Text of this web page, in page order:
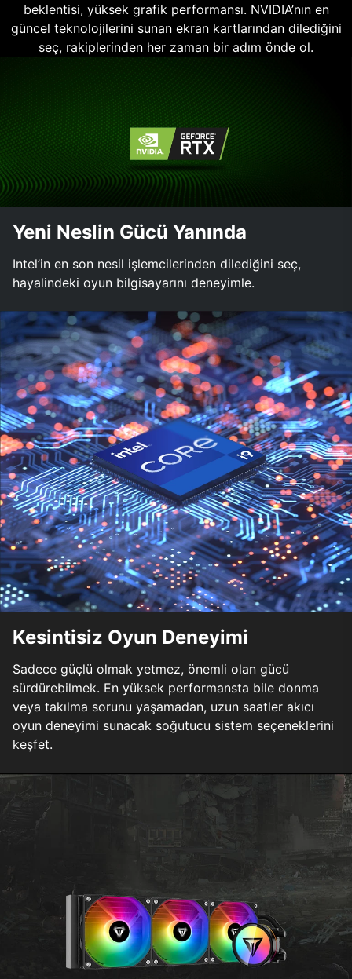
beklentisi, yüksek grafik performansı. NVIDIA’nın en
güncel teknolojilerini sunan ekran kartlarından dilediğini
seç, rakiplerinden her zaman bir adım önde ol.
Yeni Neslin Gücü Yanında
Intel’in en son nesil işlemcilerinden dilediğini seç,
hayalindeki oyun bilgisayarını deneyimle.
Kesintisiz Oyun Deneyimi
Sadece güçlü olmak yetmez, önemli olan gücü
sürdürebilmek. En yüksek performansta bile donma
veya takılma sorunu yaşamadan, uzun saatler akıcı
oyun deneyimi sunacak soğutucu sistem seçeneklerini
keşfet.